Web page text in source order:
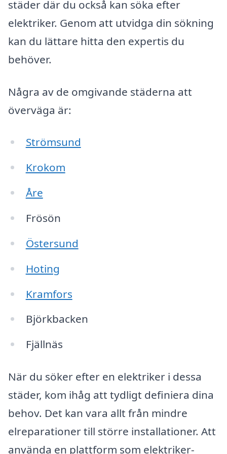
städer där du också kan söka efter
elektriker. Genom att utvidga din sökning
kan du lättare hitta den expertis du
behöver.
Några av de omgivande städerna att
överväga är:
Strömsund
Krokom
Åre
Frösön
Östersund
Hoting
Kramfors
Björkbacken
Fjällnäs
När du söker efter en elektriker i dessa
städer, kom ihåg att tydligt definiera dina
behov. Det kan vara allt från mindre
elreparationer till större installationer. Att
använda en plattform som elektriker-